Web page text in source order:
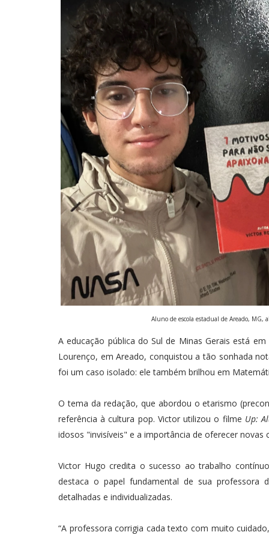
Aluno de escola estadual de Areado, MG,
A educação pública do Sul de Minas Gerais está
Lourenço, em Areado, conquistou a tão sonhada
foi um caso isolado: ele também brilhou em
O tema da redação, que abordou o etarismo
referência à cultura pop. Victor utilizou o filme Up:
idosos "invisíveis" e a importância de oferecer
Victor Hugo credita o sucesso ao trabalho
destaca o papel fundamental de sua professora
detalhadas e individualizadas.
“A professora corrigia cada texto com muito